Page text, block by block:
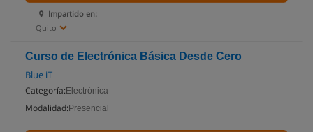
Impartido en:
Quito
Curso de Electrónica Básica Desde Cero
Blue iT
Categoría: Electrónica
Modalidad: Presencial